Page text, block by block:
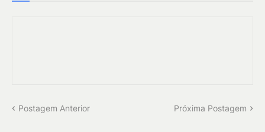
Postagem Anterior Próxima Postagem